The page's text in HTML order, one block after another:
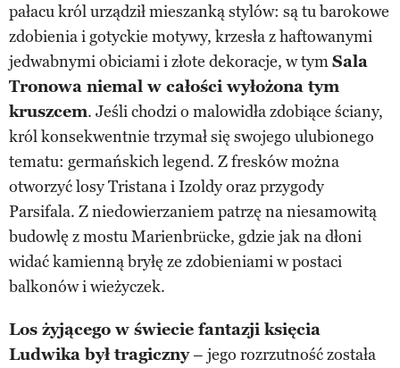
pałacu król urządził mieszanką stylów: są tu barokowe
zdobienia i gotyckie motywy, krzesła z haftowanymi
jedwabnymi obiciami i złote dekoracje, w tymSala
Tronowa niemal w całości wyłożona tym
kruszcem. Jeśli chodzi o malowidła zdobiące ściany,
król konsekwentnie trzymał się swojego ulubionego
tematu: germańskich legend. Z fresków można
otworzyć losy Tristana i Izoldy oraz przygody
Parsifala. Z niedowierzaniem patrzę na niesamowitą
budowlę z mostu Marienbrücke, gdzie jak na dłoni
widać kamienną bryłę ze zdobieniami w postaci
balkonów i wieżyczek.
Los żyjącego w świecie fantazji księcia
Ludwika był tragiczny– jego rozrzutność została